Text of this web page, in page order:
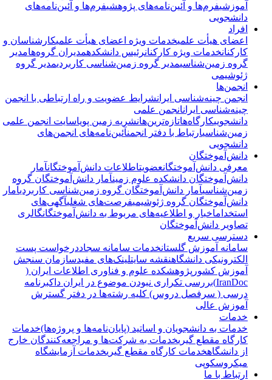
آموزشیفرم‌ها و آئین‌نامه‌های پژوهشیفرم‌ها و آئین‌نامه‌های
دانشجویی
افراد
اعضای هیأت علمیخدمات ویژه اعضای هیأت علمیکارشناسان و
کارکنانخدمات ویژه کارکنانرئیس دانشکدهمدیران گروه‌هامدیر
گروه زمین‌شناسیمدیر گروه زمین‌شناسی کاربردیمدیر گروه
ژئوشیمی
انجمن‌ها
انجمن چینه‌شناسی ایران شرایط عضویت و راه ارتباطی با انجمن
چینه‌شناسی ایران انجمن علمی
دانشجوییکارگاه‌هاتازه‌ترین‌هانشریه زمین پویاسایت انجمن علمی
زمین‌شناسیارتباط با دفتر انجمنآئین‌نامه‌های انجمن‌های
دانشجویی
دانش‌آموختگان
معرفی دانش‌آموختگانعضویتاطلاعات دانش‌آموختگانآمار
دانش‌آموختگان دانشکده علوم زمینآمار دانش‌آموختگان گروه
زمین‌شناسیآمار دانش‌آموختگان گروه زمین‌شناسی کاربردیآمار
دانش‌آموختگان گروه ژئوشیمیفرصت‌های شغلیآگهی‌های
استخدام اخبار و اطلاعیه‌های مربوط به دانش‌آموختگانگالری
تصاویر دانش‌آموختگان
دسترسی سریع
سامانه آموزش گلستانخدمات سامانه سجاددرخواست پست
الکترونیکی دانشگاهنقشه سایتلینک‌های مفیدسازمان سنجش
آموزش کشورپژوهشکده علوم و فناوری اطلاعات ایران (
IranDoc) بررسی تکراری نبودن موضوع در ایران داک برنامه
درسی ( سرفصل دروس) کلیه رشته‌ها در دفتر گسترش
آموزش عالی
خدمات
خدمات به دانشجویان و اساتید (پایان‌نامه‌ها و پروژه‌ها)خدمات
کارگاه مقطع گیریخدمات به شرکت‌ها و مراجعه‌کنندگان خارج
از دانشگاهخدمات کارگاه مقطع گیریخدمات آزمایشگاه
میکروسکوپی
ارتباط با ما